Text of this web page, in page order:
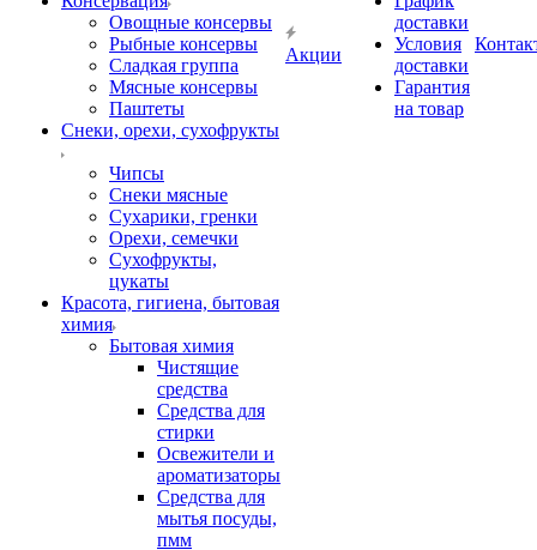
Овощные консервы
Рыбные консервы
Сладкая группа
Мясные консервы
Паштеты
Снеки, орехи, сухофрукты
Чипсы
Снеки мясные
Сухарики, гренки
Орехи, семечки
Сухофрукты,
цукаты
Красота, гигиена, бытовая
химия
Бытовая химия
Чистящие
средства
Средства для
стирки
Освежители и
ароматизаторы
Средства для
мытья посуды,
пмм
Акции
доставки
Условия
доставки
Гарантия
на товар